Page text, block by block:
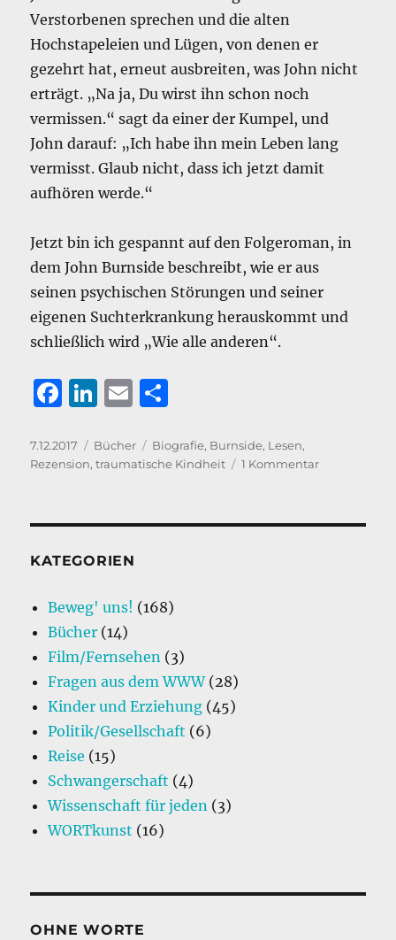
Verstorbenen sprechen und die alten
Hochstapeleien und Lügen, von denen er
gezehrt hat, erneut ausbreiten, was John nicht
erträgt. „Na ja, Du wirst ihn schon noch
vermissen.“ sagt da einer der Kumpel, und
John darauf: „Ich habe ihn mein Leben lang
vermisst. Glaub nicht, dass ich jetzt damit
aufhören werde.“
Jetzt bin ich gespannt auf den Folgeroman, in
dem John Burnside beschreibt, wie er aus
seinen psychischen Störungen und seiner
eigenen Suchterkrankung herauskommt und
schließlich wird „Wie alle anderen“.
F
c
e
o
o
Li
k
e
I
n
E
ai
l
le
n
Veröffentlicht
am
7.12.2017 Kategorien
Bücher Schlagwörter
Biografie, Burnside, Lesen,
Rezension,traumatische Kindheit 1 Kommentarzu
KATEGORIEN
Beweg' uns! (168)
Bücher (14)
Film/Fernsehen (3)
Fragen aus dem WWW(28)
Kinder und Erziehung (45)
Politik/Gesellschaft (6)
Reise (15)
Schwangerschaft (4)
Wissenschaft für jeden (3)
WORTkunst (16)
OHNE WORTE